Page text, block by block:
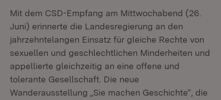
Mit dem CSD-Empfang am Mittwochabend (26.
Juni) erinnerte die Landesregierung an den
jahrzehntelangen Einsatz für gleiche Rechte von
sexuellen und geschlechtlichen Minderheiten und
appellierte gleichzeitig an eine offene und
tolerante Gesellschaft. Die neue
Wanderausstellung „Sie machen Geschichte“, die